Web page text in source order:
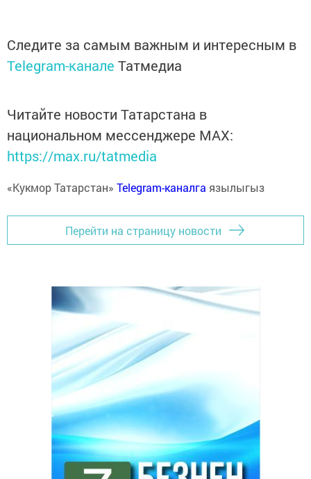
Следите за самым важным и интересным в
Telegram-канале Татмедиа
Читайте новости Татарстана в
национальном мессенджере MАХ:
https://max.ru/tatmedia
«Кукмор Татарстан» Telegram-каналга язылыгыз
Перейти на страницу новости